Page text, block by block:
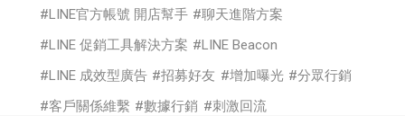
LINE官方帳號 開店幫手
聊天進階方案
LINE 促銷工具解決方案
LINE Beacon
LINE 成效型廣告
招募好友 增加曝光
分眾行銷
客戶關係維繫
數據行銷
刺激回流